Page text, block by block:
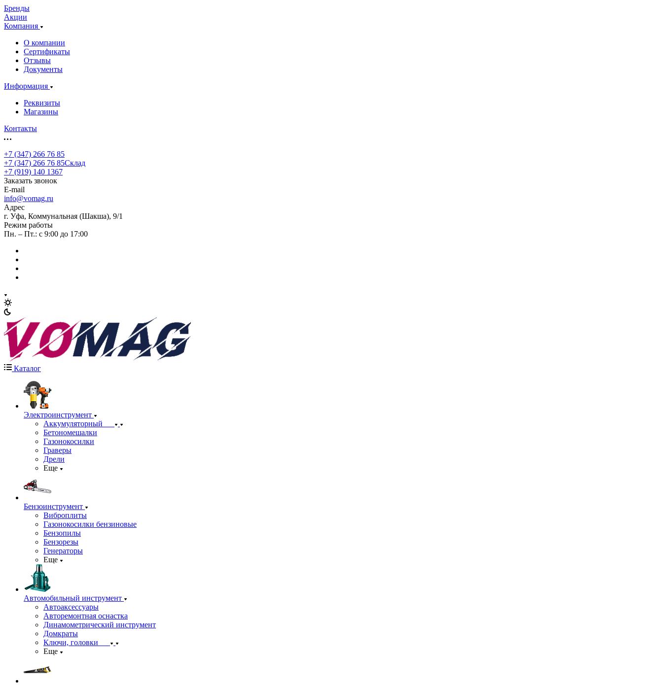
Бренды
Акции
Компания
О компании
Сертификаты
Отзывы
Документы
Информация
Реквизиты
Магазины
Контакты
+7 (347) 266 76 85
+7 (347) 266 76 85Склад
+7 (919) 140 1367
Заказать звонок
E-mail
info@vomag.ru
Адрес
г. Уфа, Коммунальная (Шакша), 9/1
Режим работы
Пн. – Пт.: с 9:00 до 17:00
Каталог
Электроинструмент
Аккумуляторный
Бетономешалки
Газонокосилки
Граверы
Дрели
Еще
Бензоинструмент
Виброплиты
Газонокосилки бензиновые
Бензопилы
Бензорезы
Генераторы
Еще
Автомобильный инструмент
Автоаксессуары
Авторемонтная оснастка
Динамометрический инструмент
Домкраты
Ключи, головки
Еще